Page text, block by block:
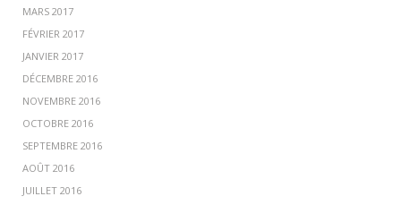
MARS 2017
FÉVRIER 2017
JANVIER 2017
DÉCEMBRE 2016
NOVEMBRE 2016
OCTOBRE 2016
SEPTEMBRE 2016
AOÛT 2016
JUILLET 2016